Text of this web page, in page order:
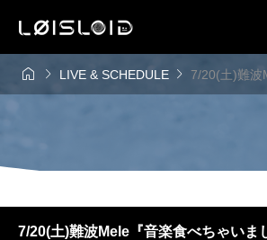
  LIVE & SCHEDULE  7/20(土)難波
7/20(土)難波Mele『音楽食べちゃいま